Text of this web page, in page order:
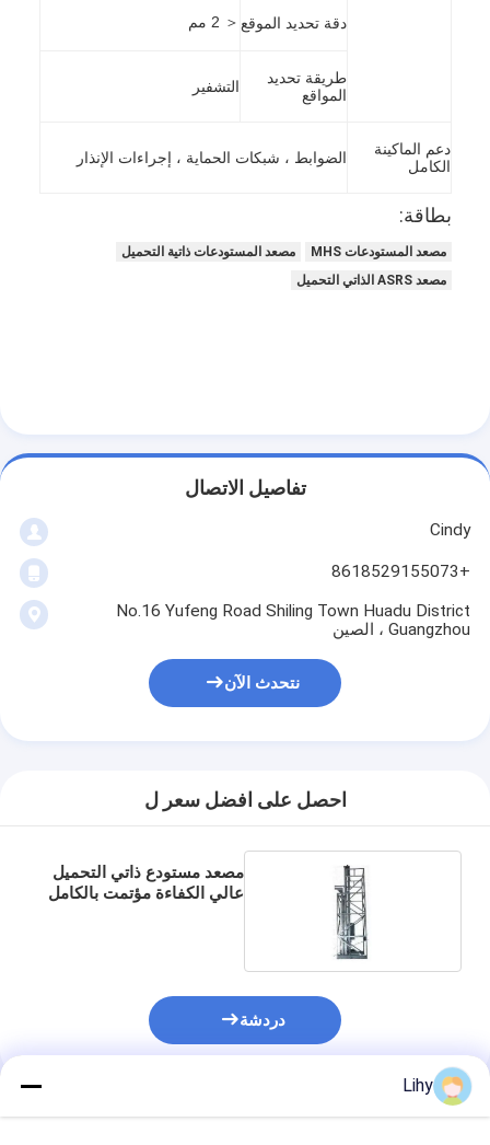
المنتجات
حولنا
جولة في المصنع
نتحدث الآن
نظام استرجاع التخزين الآلي
دقة تحديد الموقع ＜ 2 مم
طريقة تحديد
المواقع
التشفير
دعم الماكينة
الكامل
الضوابط ، شبكات الحماية ، إجراءات الإنذار
بطاقة:
مصعد المستودعات MHS
مصعد المستودعات ذاتية التحميل
مصعد ASRS الذاتي التحميل
تفاصيل الاتصال
Cindy
+8618529155073
No.16 Yufeng Road Shiling Town Huadu District
Guangzhou ، الصين
نتحدث الآن
احصل على افضل سعر ل
مصعد مستودع ذاتي التحميل
عالي الكفاءة مؤتمت بالكامل
دردشة
المنتجات الموصى بها
Lihy